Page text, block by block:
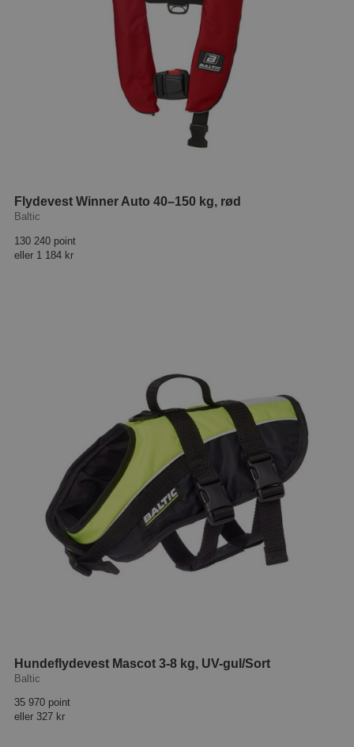
Flydevest Winner Auto 40–150 kg, rød
Baltic
130 240 point
eller 1 184 kr
Hundeflydevest Mascot 3-8 kg, UV-gul/Sort
Baltic
35 970 point
eller 327 kr